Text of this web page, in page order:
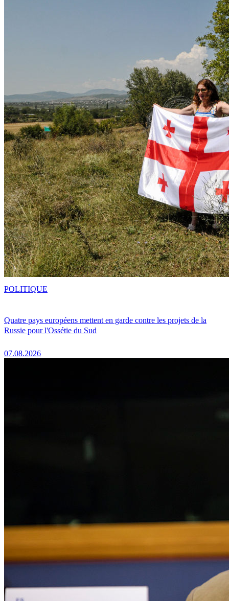
Quatre pays européens mettent en garde contre les projets de la
Russie pour l'Ossétie du Sud
07.08.2026
POLITIQUE